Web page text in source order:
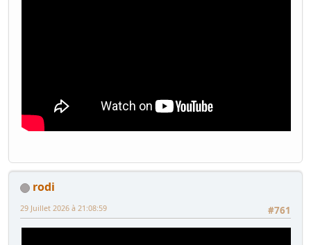
rodi
#761
29 Juillet 2026 à 21:08:59